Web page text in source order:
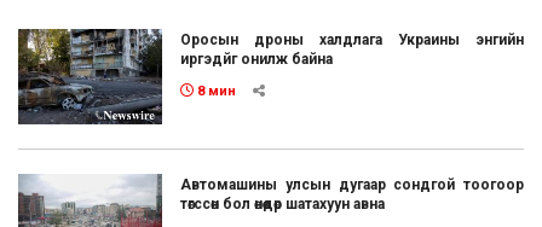
Оросын дроны халдлага Украины энгийн
иргэдйг онилж байна
8 мин
Автомашины улсын дугаар сондгой тоогоор
төгссөн бол өнөөдөр шатахуун авна